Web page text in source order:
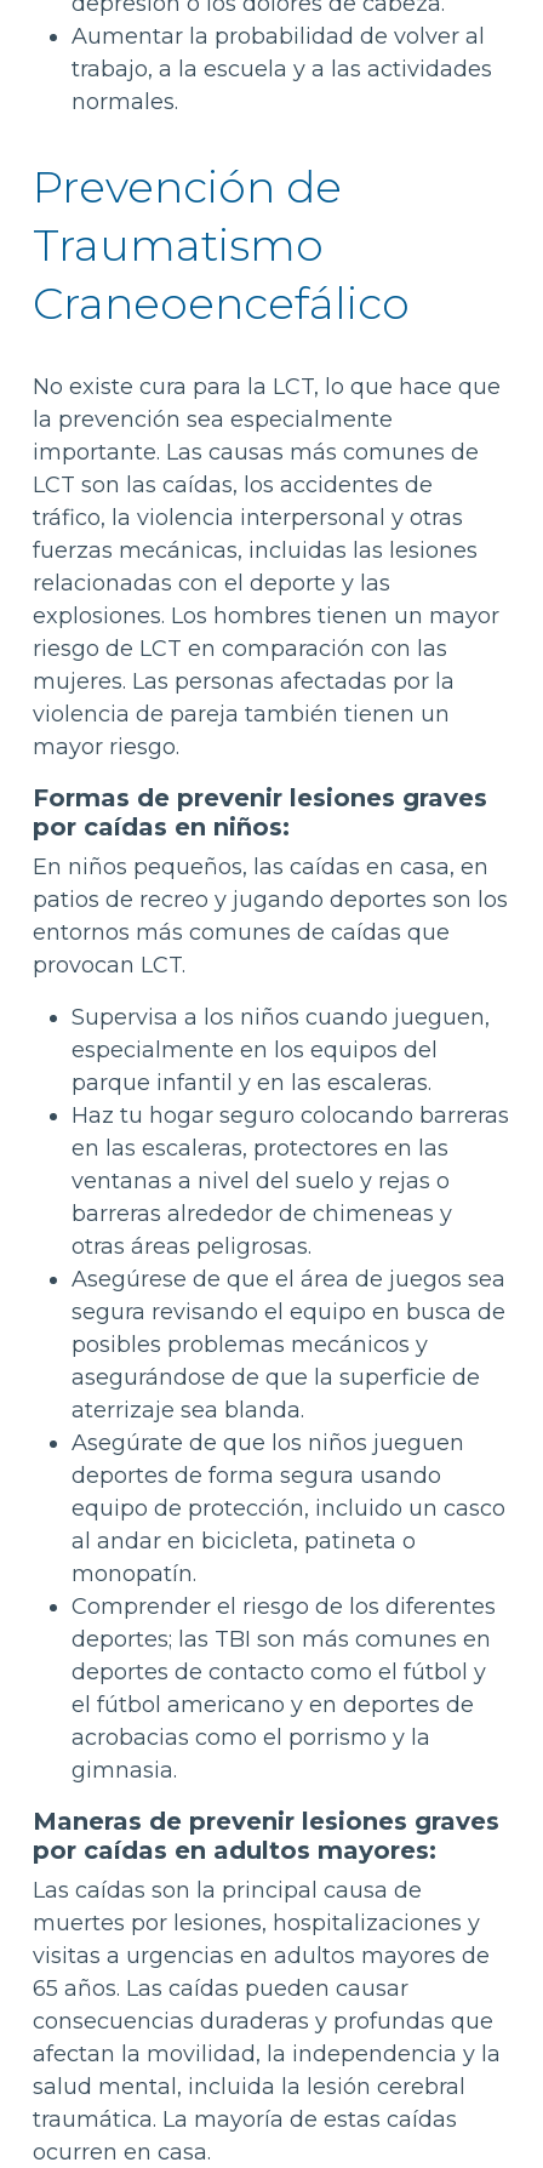
Aumentar la probabilidad de volver al
trabajo, a la escuela y a las actividades
normales.
Prevención de
Traumatismo
Craneoencefálico
No existe cura para la LCT, lo que hace que
la prevención sea especialmente
importante. Las causas más comunes de
LCT son las caídas, los accidentes de
tráfico, la violencia interpersonal y otras
fuerzas mecánicas, incluidas las lesiones
relacionadas con el deporte y las
explosiones. Los hombres tienen un mayor
riesgo de LCT en comparación con las
mujeres. Las personas afectadas por la
violencia de pareja también tienen un
mayor riesgo.
Formas de prevenir lesiones graves
por caídas en niños:
En niños pequeños, las caídas en casa, en
patios de recreo y jugando deportes son los
entornos más comunes de caídas que
provocan LCT.
Supervisa a los niños cuando jueguen,
especialmente en los equipos del
parque infantil y en las escaleras.
Haz tu hogar seguro colocando barreras
en las escaleras, protectores en las
ventanas a nivel del suelo y rejas o
barreras alrededor de chimeneas y
otras áreas peligrosas.
Asegúrese de que el área de juegos sea
segura revisando el equipo en busca de
posibles problemas mecánicos y
asegurándose de que la superficie de
aterrizaje sea blanda.
Asegúrate de que los niños jueguen
deportes de forma segura usando
equipo de protección, incluido un casco
al andar en bicicleta, patineta o
monopatín.
Comprender el riesgo de los diferentes
deportes; las TBI son más comunes en
deportes de contacto como el fútbol y
el fútbol americano y en deportes de
acrobacias como el porrismo y la
gimnasia.
Maneras de prevenir lesiones graves
por caídas en adultos mayores:
Las caídas son la principal causa de
muertes por lesiones, hospitalizaciones y
visitas a urgencias en adultos mayores de
65 años. Las caídas pueden causar
consecuencias duraderas y profundas que
afectan la movilidad, la independencia y la
salud mental, incluida la lesión cerebral
traumática. La mayoría de estas caídas
ocurren en casa.